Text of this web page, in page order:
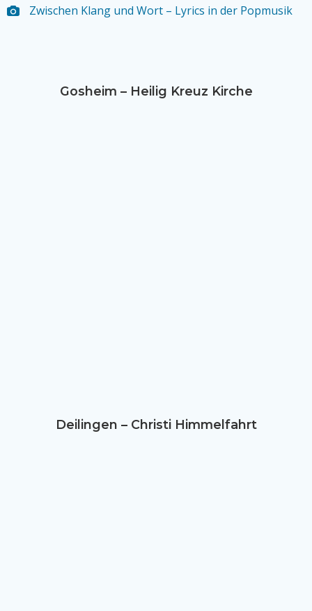
Zwischen Klang und Wort – Lyrics in der Popmusik
Gosheim – Heilig Kreuz Kirche
Deilingen – Christi Himmelfahrt